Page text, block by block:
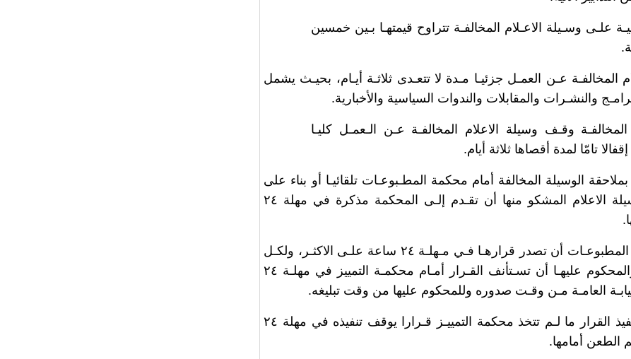
علـى وسـيلة الاعـلام المخالفـة تتراوح قيمتهـا بـين خمسين
المخالفـة عـن العمـل جزئيـا مـدة لا تتعـدى ثلاثـة أيـام، بحيـث يشمل
والنشـرات والمقابلات والندوات السياسية والأخبارية.
وقـف وسيلة الاعلام المخالفـة عـن الـعمـل كليـا
تامّا لمدة أقصاها ثلاثة أيام.
بملاحقة الوسيلة المخالفة أمام محكمة المطـبوعـات تلقائيـا أو بناء على
طلب المتضرر، ولوسيلة الاعلام المشكو منها أن تقـدم إلـى المحكمة مذكرة في مهلة ٢٤
ويجب علـى محكمـة المطبوعـات أن تصدر قرارهـا فـي مـهلـة ٢٤ ساعة علـى الاكثـر، ولكـل
مـن النيابـة العامـة والمحكوم عليهـا أن تسـتأنف القـرار أمـام محكمـة التمييز في مهلـة ٢٤
العامـة مـن وقـت صدوره وللمحكوم عليها من وقت تبليغه.
لا يوقف الاستئناف تنفيذ القرار ما لـم تتخذ محكمة التمييـز قـرارا يوقف تنفيذه في مهلة ٢٤
أمامها.